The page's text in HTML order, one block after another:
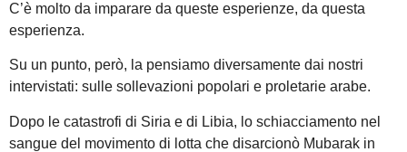
C’è molto da imparare da queste esperienze, da questa
esperienza.
Su un punto, però, la pensiamo diversamente dai nostri
intervistati: sulle sollevazioni popolari e proletarie arabe.
Dopo le catastrofi di Siria e di Libia, lo schiacciamento nel
sangue del movimento di lotta che disarcionò Mubarak in